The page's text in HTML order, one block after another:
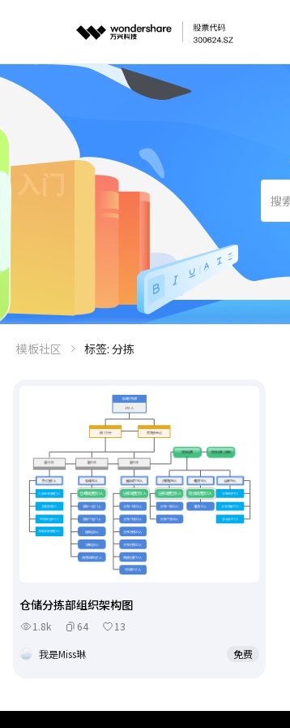
模板社区 标签: 分拣
仓储分拣部组织架构图
1.8k 64
13
我是Miss琳
免费